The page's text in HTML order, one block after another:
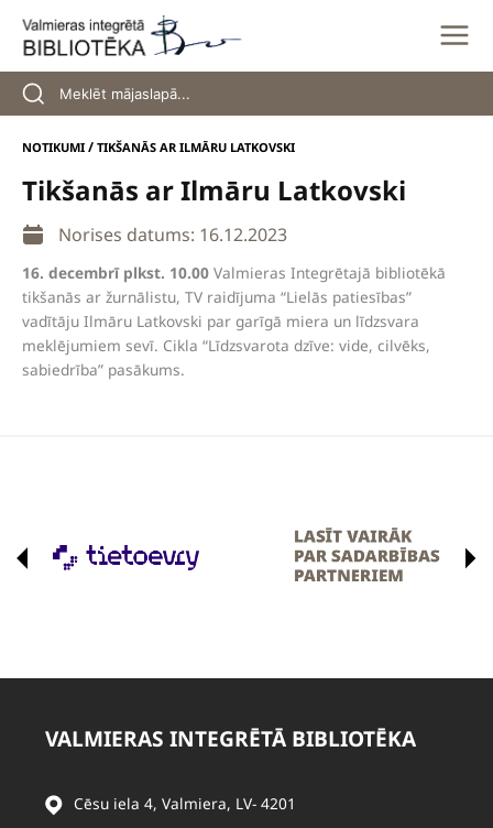
content
NOTIKUMI / TIKŠANĀS AR ILMĀRU LATKOVSKI
Tikšanās ar Ilmāru Latkovski
Norises datums: 16.12.2023
16. decembrī plkst. 10.00 Valmieras Integrētajā bibliotēkā
tikšanās ar žurnālistu, TV raidījuma “Lielās patiesības”
vadītāju Ilmāru Latkovski par garīgā miera un līdzsvara
meklējumiem sevī. Cikla “Līdzsvarota dzīve: vide, cilvēks,
sabiedrība” pasākums.
VALMIERAS INTEGRĒTĀ BIBLIOTĒKA
Cēsu iela 4, Valmiera, LV- 4201